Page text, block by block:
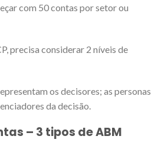
com 50 contas por setor ou
precisa considerar 2 níveis de
os decisores; as personas
da decisão.
– 3 tipos de ABM